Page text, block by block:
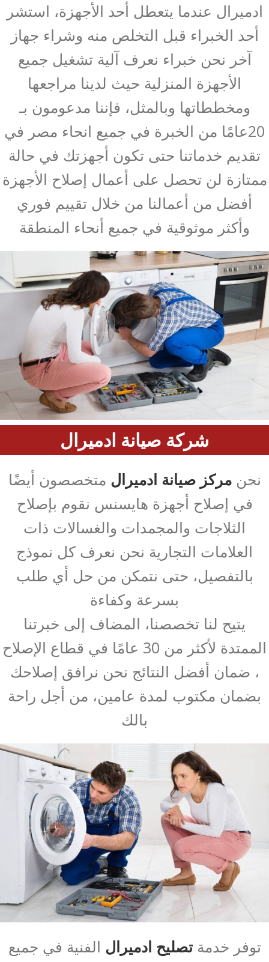
ادميرال عندما يتعطل أحد الأجهزة، استشر
أحد الخبراء قبل التخلص منه وشراء جهاز
آخر نحن خبراء نعرف آلية تشغيل جميع
الأجهزة المنزلية حيث لدينا مراجعها
ومخططاتها وبالمثل، فإننا مدعومون بـ
20عامًا من الخبرة في جميع انحاء مصر في
تقديم خدماتنا حتى تكون أجهزتك في حالة
ممتازة لن تحصل على أعمال إصلاح الأجهزة
أفضل من أعمالنا من خلال تقييم فوري
وأكثر موثوقية في جميع أنحاء المنطقة
شركة صيانة ادميرال
نحنمركز صيانة ادميرال متخصصون أيضًا
في إصلاح أجهزة هايسنس نقوم بإصلاح
الثلاجات والمجمدات والغسالات ذات
العلامات التجارية نحن نعرف كل نموذج
بالتفصيل، حتى نتمكن من حل أي طلب
بسرعة وكفاءة
يتيح لنا تخصصنا، المضاف إلى خبرتنا
الممتدة لأكثر من 30 عامًا في قطاع الإصلاح
، ضمان أفضل النتائج نحن نرافق إصلاحك
بضمان مكتوب لمدة عامين، من أجل راحة
بالك
توفر خدمةتصليح ادميرال الفنية في جميع